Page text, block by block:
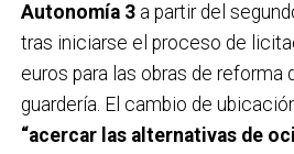
Autonomía 3a partir del
tras iniciarse el proceso de
euros para las obras de reforma
guardería. El cambio de
“acercar las alternativas de